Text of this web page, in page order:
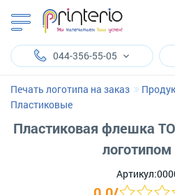
044-356-55-05
Печать логотипа на заказ
Пластиковые
Пластиковая флешка
логотипом
Артикул: